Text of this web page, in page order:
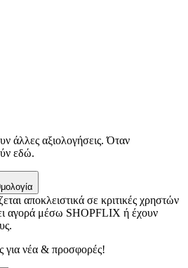
κοινωνικής δικτύωσης και να
σας δεδομένα, π.χ. τη
τεχνολογία όπως cookies
την προβολή εξατομικευμένων
την καλύτερη εικόνα του κοινού
από μέρους σας χρήση της
μέσων κοινωνικής
ανάλυσης.
άλλες αξιολογήσεις. Όταν
εδώ.
αποκλειστικά σε κριτικές χρηστών
αγορά μέσω SHOPFLIX ή έχουν
νέα & προσφορές!